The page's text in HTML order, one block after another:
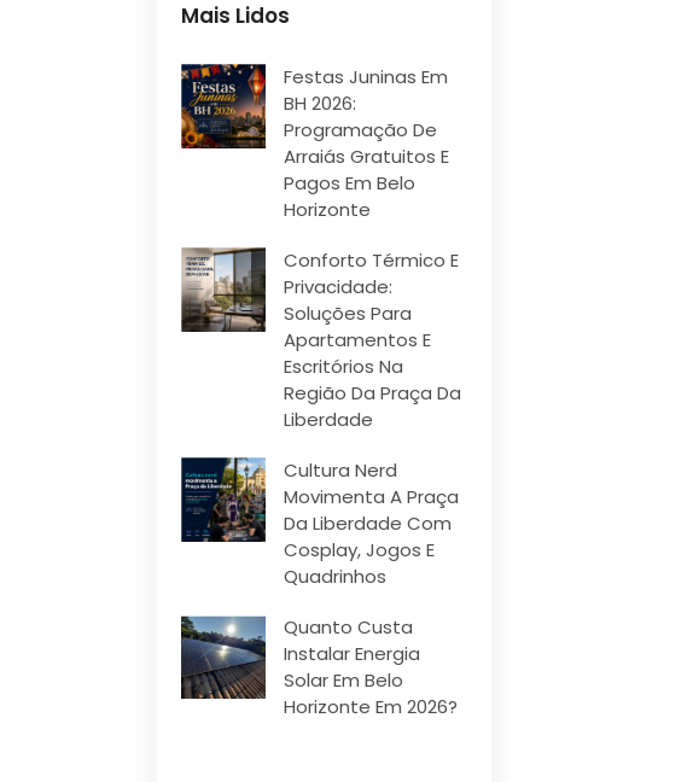
Mais Lidos
Festas Juninas Em
BH 2026:
Programação De
Arraiás Gratuitos E
Pagos Em Belo
Horizonte
Conforto Térmico E
Privacidade:
Soluções Para
Apartamentos E
Escritórios Na
Região Da Praça Da
Liberdade
Cultura Nerd
Movimenta A Praça
Da Liberdade Com
Cosplay, Jogos E
Quadrinhos
Quanto Custa
Instalar Energia
Solar Em Belo
Horizonte Em 2026?